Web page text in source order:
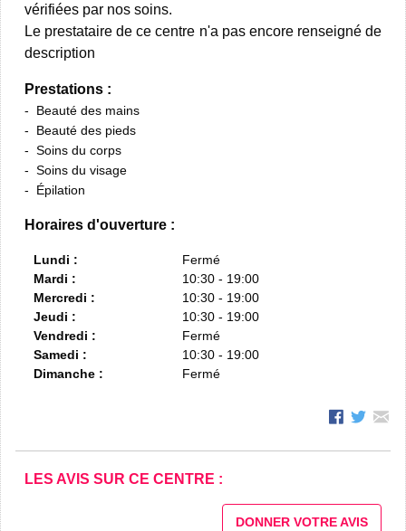
vérifiées par nos soins.
Le prestataire de ce centre n'a pas encore renseigné de
description
Prestations :
Beauté des mains
Beauté des pieds
Soins du corps
Soins du visage
Épilation
Horaires d'ouverture :
Lundi :
Fermé
Mardi :
10:30 - 19:00
Mercredi :
10:30 - 19:00
Jeudi :
10:30 - 19:00
Vendredi :
Fermé
Samedi :
10:30 - 19:00
Dimanche :
Fermé
LES AVIS SUR CE CENTRE :
DONNER VOTRE AVIS